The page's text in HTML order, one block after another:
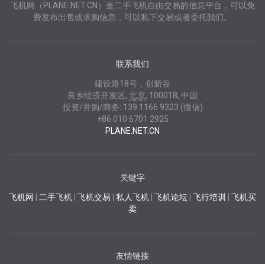
飞机网（PLANE.NET.CN）是二手飞机自由交易的信息平台，可以免
费发布出售或求购信息，可以私下交易或者委托我们。
联系我们
建设路18号，创新谷
良乡经济开发区, 北京, 100018, 中国
投资/并购/商务: 139 1166 9323 (微信)
+86.010.6701 2925
PLANE.NET.CN
关键字
飞机网 二手飞机 飞机交易 私人飞机 飞机论坛 飞行培训
飞机买
卖
友情链接